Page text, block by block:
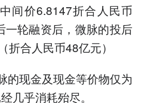
间价6.8147折合人民币
轮融资后，微脉的投后
折合人民币48亿元）
的现金及现金等价物仅为
几乎消耗殆尽。